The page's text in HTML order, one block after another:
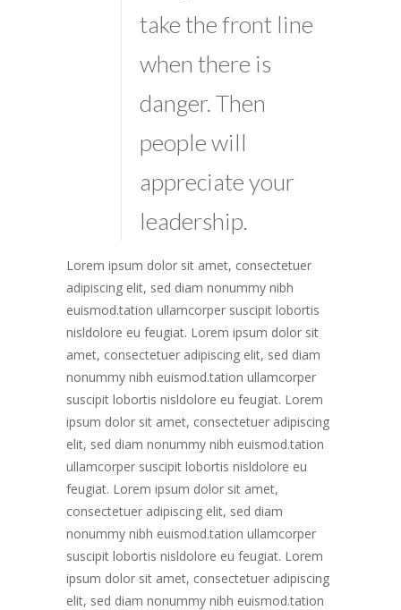
take the front line
when there is
danger. Then
people will
appreciate your
leadership.
Lorem ipsum dolor sit amet, consectetuer
adipiscing elit, sed diam nonummy nibh
euismod.tation ullamcorper suscipit lobortis
nisldolore eu feugiat. Lorem ipsum dolor sit
amet, consectetuer adipiscing elit, sed diam
nonummy nibh euismod.tation ullamcorper
suscipit lobortis nisldolore eu feugiat. Lorem
ipsum dolor sit amet, consectetuer adipiscing
elit, sed diam nonummy nibh euismod.tation
ullamcorper suscipit lobortis nisldolore eu
feugiat. Lorem ipsum dolor sit amet,
consectetuer adipiscing elit, sed diam
nonummy nibh euismod.tation ullamcorper
suscipit lobortis nisldolore eu feugiat. Lorem
ipsum dolor sit amet, consectetuer adipiscing
elit, sed diam nonummy nibh euismod.tation